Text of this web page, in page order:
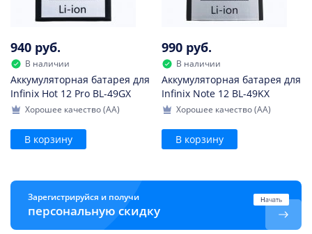
940 руб.
В наличии
Аккумуляторная батарея для
Infinix Hot 12 Pro BL-49GX
Хорошее качество (AA)
В корзину
990 руб.
В наличии
Аккумуляторная батарея для
Infinix Note 12 BL-49KX
Хорошее качество (AA)
В корзину
Зарегистрируйся и получи
персональную скидку
Начать